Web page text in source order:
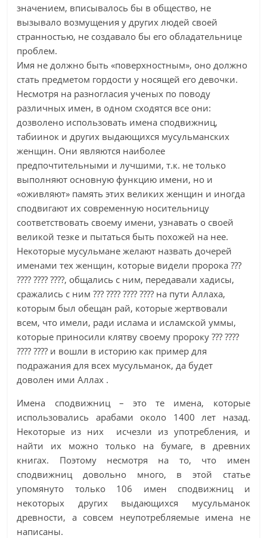
значением, вписывалось бы в общество, не
вызывало возмущения у других людей своей
странностью, не создавало бы его обладательнице
проблем.
Имя не должно быть «поверхностным», оно должно
стать предметом гордости у носящей его девочки.
Несмотря на разногласия ученых по поводу
различных имен, в одном сходятся все они:
дозволено использовать имена сподвижниц,
табиинок и других выдающихся мусульманских
женщин. Они являются наиболее
предпочтительными и лучшими, т.к. не только
выполняют основную функцию имени, но и
«оживляют» память этих великих женщин и иногда
сподвигают их современную носительницу
соответствовать своему имени, узнавать о своей
великой тезке и пытаться быть похожей на нее.
Некоторые мусульмане желают назвать дочерей
именами тех женщин, которые видели пророка ???
???? ???? ????, общались с ним, передавали хадисы,
сражались с ним ??? ???? ???? ???? на пути Аллаха,
которым был обещан рай, которые жертвовали
всем, что имели, ради ислама и исламской уммы,
которые приносили клятву своему пророку ??? ????
???? ???? и вошли в историю как пример для
подражания для всех мусульманок, да будет
доволен ими Аллах .
Имена сподвижниц – это те имена, которые
использовались арабами около 1400 лет назад.
Некоторые из них исчезли из употребления, и
найти их можно только на бумаге, в древних
книгах. Поэтому несмотря на то, что имен
сподвижниц довольно много, в этой статье
упомянуто только 106 имен сподвижниц и
некоторых других выдающихся мусульманок
древности, а совсем неупотребляемые имена не
написаны.